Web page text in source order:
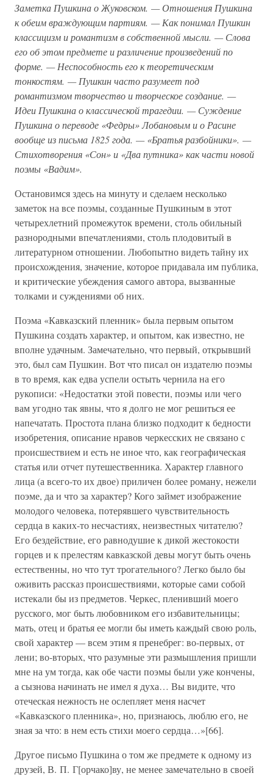
Заметка Пушкина о Жуковском. — Отношения Пушкина
к обеим враждующим партиям. — Как понимал Пушкин
классицизм и романтизм в собственной мысли. — Слова
его об этом предмете и различение произведений по
форме. — Неспособность его к теоретическим
тонкостям. — Пушкин часто разумеет под
романтизмом творчество и творческое создание. —
Идеи Пушкина о классической трагедии. — Суждение
Пушкина о переводе «Федры» Лобановым и о Расине
вообще из письма 1825 года. — «Братья разбойники». —
Стихотворения «Сон» и «Два путника» как части новой
поэмы «Вадим».
Остановимся здесь на минуту и сделаем несколько
заметок на все поэмы, созданные Пушкиным в этот
четырехлетний промежуток времени, столь обильный
разнородными впечатлениями, столь плодовитый в
литературном отношении. Любопытно видеть тайну их
происхождения, значение, которое придавала им публика,
и критические убеждения самого автора, вызванные
толками и суждениями об них.
Поэма «Кавказский пленник» была первым опытом
Пушкина создать характер, и опытом, как известно, не
вполне удачным. Замечательно, что первый, открывший
это, был сам Пушкин. Вот что писал он издателю поэмы
в то время, как едва успели остыть чернила на его
рукописи: «Недостатки этой повести, поэмы или чего
вам угодно так явны, что я долго не мог решиться ее
напечатать. Простота плана близко подходит к бедности
изобретения, описание нравов черкесских не связано с
происшествием и есть не иное что, как географическая
статья или отчет путешественника. Характер главного
лица (а всего-то их двое) приличен более роману, нежели
поэме, да и что за характер? Кого займет изображение
молодого человека, потерявшего чувствительность
сердца в каких-то несчастиях, неизвестных читателю?
Его бездействие, его равнодушие к дикой жестокости
горцев и к прелестям кавказской девы могут быть очень
естественны, но что тут трогательного? Легко было бы
оживить рассказ происшествиями, которые сами собой
истекали бы из предметов. Черкес, пленивший моего
русского, мог быть любовником его избавительницы;
мать, отец и братья ее могли бы иметь каждый свою роль,
свой характер — всем этим я пренебрег: во-первых, от
лени; во-вторых, что разумные эти размышления пришли
мне на ум тогда, как обе части поэмы были уже кончены,
а сызнова начинать не имел я духа… Вы видите, что
отеческая нежность не ослепляет меня насчет
«Кавказского пленника», но, признаюсь, люблю его, не
зная за что: в нем есть стихи моего сердца…»[66].
Другое письмо Пушкина о том же предмете к одному из
друзей, В. П. Г[орчако]ву, не менее замечательно в своей